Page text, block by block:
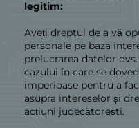
legitim:
Aveți dreptul de a vă
personale pe baza
prelucrarea datelor
cazului în care se
imperioase pentru a
asupra intereselor și
acțiuni judecătorești.